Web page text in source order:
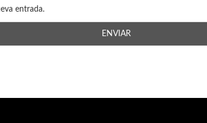
entrada.